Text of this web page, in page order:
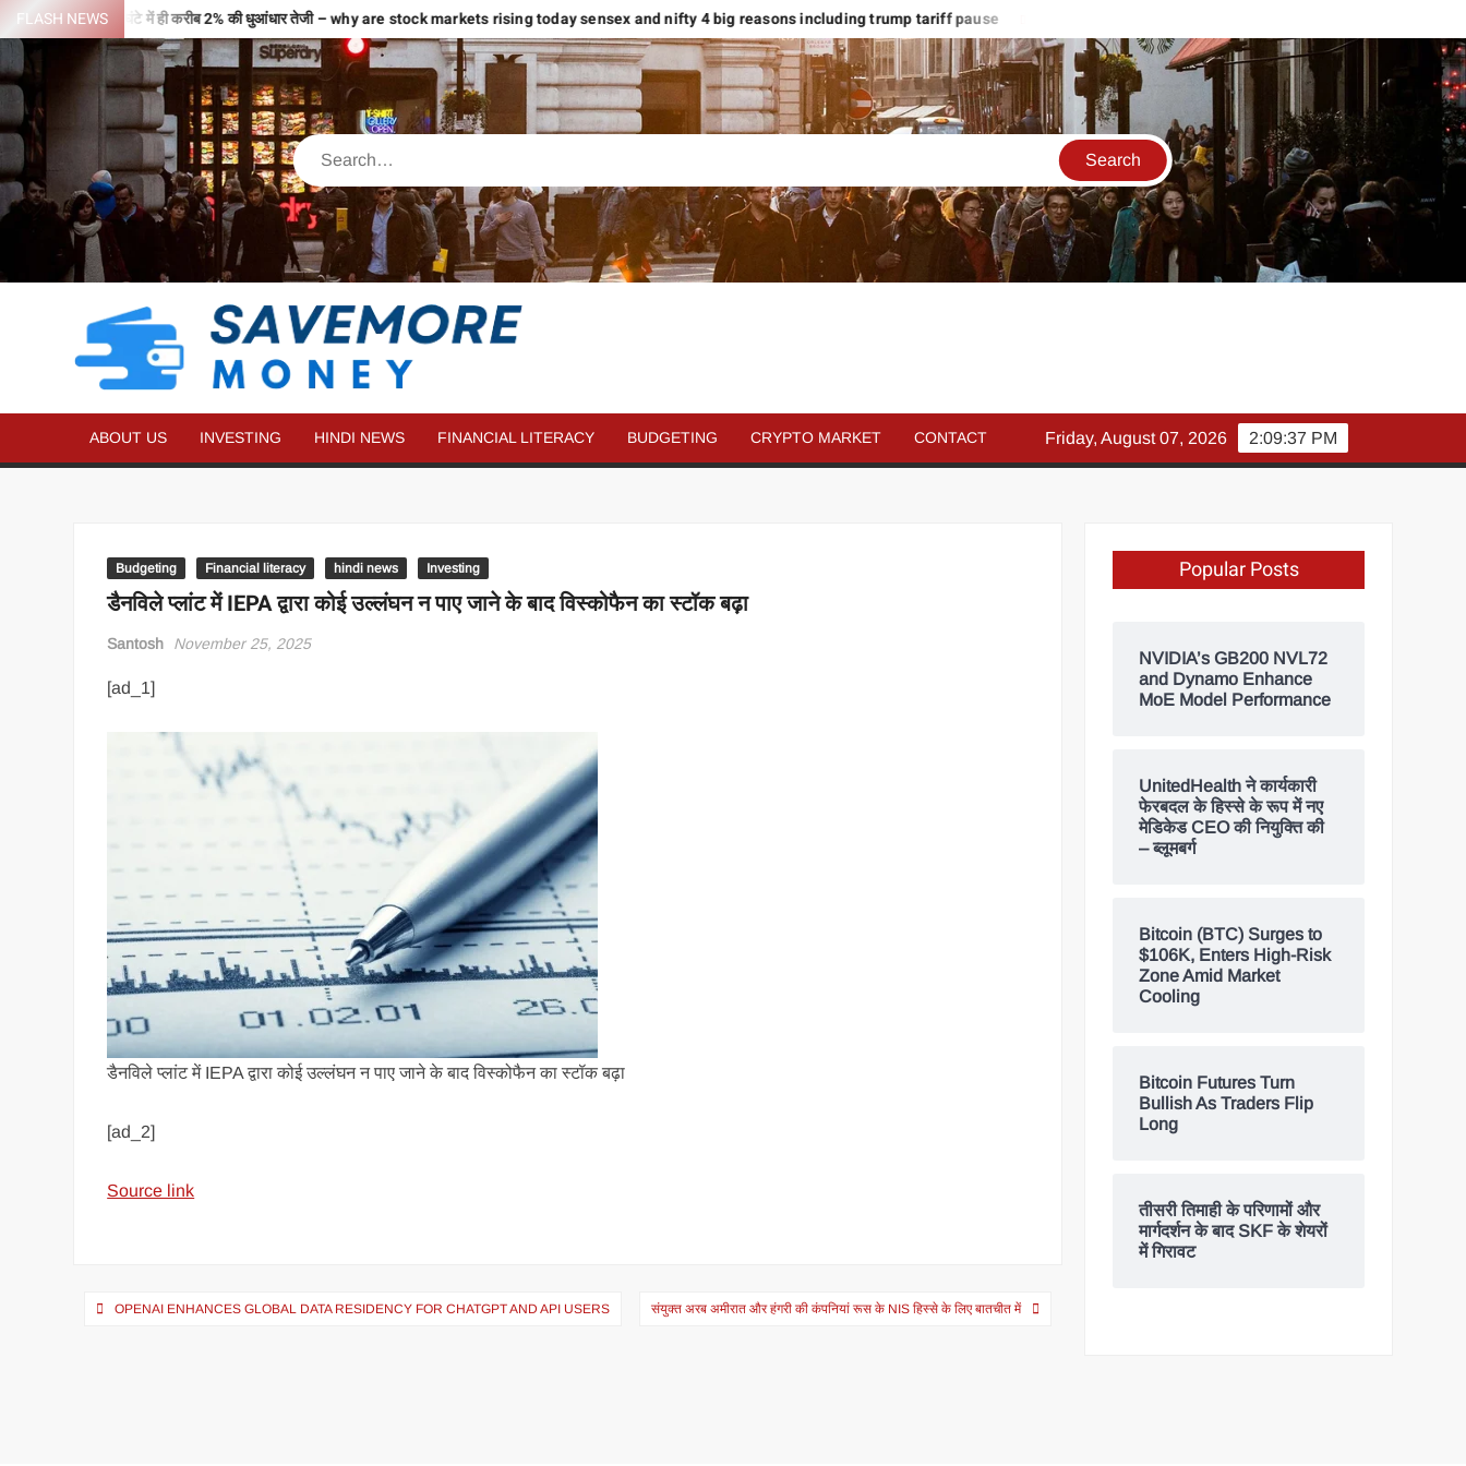
FLASH NEWS
से भरी उड़ान…2 घंटे में ही करीब 2% की धुआंधार तेजी – why are stock markets rising today sensex and nifty 4 big reasons including trump tariff pause
MORE
MONEY
RELATED
ABOUT US INVESTING HINDI NEWS FINANCIAL LITERACY BUDGETING CRYPTO MARKET CONTACT 2:09:38 PM
Friday, August 07, 2026
Budgeting Financial literacy hindi news Investing
डैनविले प्लांट में IEPA द्वारा कोई उल्लंघन न पाए जाने के बाद विस्कोफैन का स्टॉक बढ़ा
Santosh November 25, 2025
[ad_1]
डैनविले प्लांट में IEPA द्वारा कोई उल्लंघन न पाए जाने के बाद विस्कोफैन का स्टॉक बढ़ा
[ad_2]
Source link
OPENAI ENHANCES GLOBAL DATA RESIDENCY FOR CHATGPT AND API USERS संयुक्त अरब अमीरात और हंगरी की कंपनियां रूस के NIS हिस्से के लिए बातचीत में
Popular Posts
NVIDIA’s GB200 NVL72
and Dynamo Enhance
MoE Model Performance
UnitedHealth ने कार्यकारी
फेरबदल के हिस्से के रूप में नए
मेडिकेड CEO की नियुक्ति की
– ब्लूमबर्ग
Bitcoin (BTC) Surges to
$106K, Enters High-Risk
Zone Amid Market
Cooling
Bitcoin Futures Turn
Bullish As Traders Flip
Long
तीसरी तिमाही के परिणामों और
मार्गदर्शन के बाद SKF के शेयरों
में गिरावट